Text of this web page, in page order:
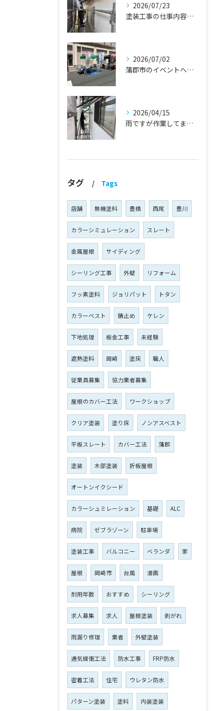
2026/07/23
塗装工事の仕事内容『蒲郡市・岡崎市 外壁塗装・屋根塗装・雨漏り修理』
2026/07/02
蒲郡市のイベントへ出店しました！『外壁塗装・屋根塗装・雨漏り修理』
2026/04/15
雨ですが作業してます！『蒲郡市・岡崎市 外壁塗装・屋根塗装・雨漏り修理』
タグ Tags
店舗 無機塗料 豊橋 西尾 豊川
カラーシミュレーション スレート
金属屋根 サイディング
シーリング工事 外壁 リフォーム
フッ素塗料 ジョリパット トタン
カラーベスト 錆止め ケレン
下地処理 板金工事 未経験
遮熱塗料 岡崎 塗床 職人
従業員募集 協力業者募集
屋根のカバー工法 ワークショップ
クリア塗装 塗り床 ノンアスベスト
平板スレート カバー工法 蒲郡
塗装 木部塗装 折板屋根
オートンイクシード
カラーシュミレーション 基礎 ALC
病院 ゼブラゾーン 駐車場
塗装工事 バルコニー ベランダ 家
屋根 岡崎市 台風 漫画
耐用年数 おすすめ シーリング
求人募集 求人 屋根塗装 剥がれ
雨漏り修理 業者 外壁塗装
通気緩衝工法 防水工事 FRP防水
密着工法 住宅 ウレタン防水
パターン塗装 塗料 内装塗装